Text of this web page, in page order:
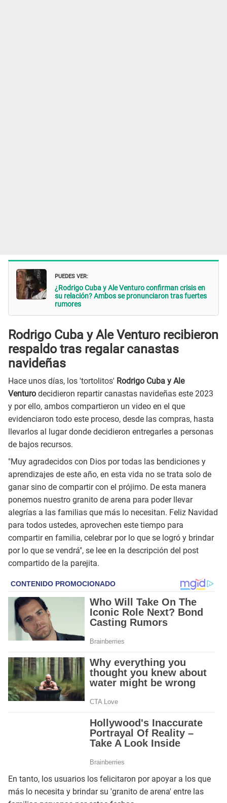
PUEDES VER:
¿Rodrigo Cuba y Ale Venturo confirman crisis en
su relación? Ambos se pronunciaron tras fuertes
rumores
Rodrigo Cuba y Ale Venturo recibieron
respaldo tras regalar canastas
navideñas
Hace unos días, los 'tortolitos' Rodrigo Cuba y Ale
Venturo decidieron repartir canastas navideñas este 2023
y por ello, ambos compartieron un video en el que
evidenciaron todo este proceso, desde las compras, hasta
llevarlos al lugar donde decidieron entregarles a personas
de bajos recursos.
"Muy agradecidos con Dios por todas las bendiciones y
aprendizajes de este año, en esta vida no se trata solo de
ganar sino de compartir con el prójimo. De esta manera
ponemos nuestro granito de arena para poder llevar
alegrías a las familias que más lo necesitan. Feliz Navidad
para todos ustedes, aprovechen este tiempo para
compartir en familia, celebrar por lo que se logró y brindar
por lo que se vendrá", se lee en la descripción del post
compartido de la parejita.
En tanto, los usuarios los felicitaron por apoyar a los que
más lo necesita y brindar su 'granito de arena' entre las